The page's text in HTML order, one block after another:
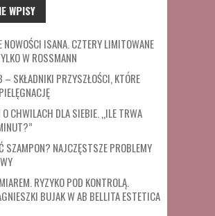
WPISY
NOWOŚCI ISANA. CZTERY LIMITOWANE
W ROSSMANN
– SKŁADNIKI PRZYSZŁOŚCI, KTÓRE
CHWILACH DLA SIEBIE. „ILE TRWA
SZAMPON? NAJCZĘSTSZE PROBLEMY
RYZYKO POD KONTROLĄ.
BUJAK W AB BELLITA ESTETICA